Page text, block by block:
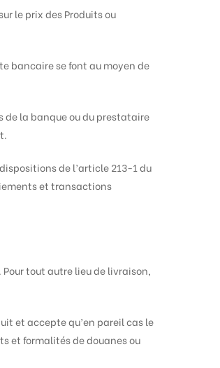
le prix des Produits ou
bancaire se font au moyen de
de la banque ou du prestataire
de l’article 213-1 du
et transactions
tout autre lieu de livraison,
et accepte qu’en pareil cas le
et formalités de douanes ou